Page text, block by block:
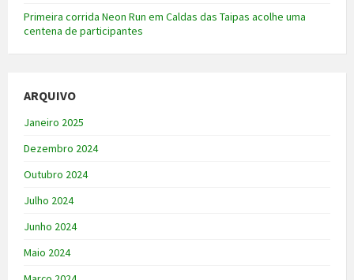
Primeira corrida Neon Run em Caldas das Taipas acolhe uma
centena de participantes
ARQUIVO
Janeiro 2025
Dezembro 2024
Outubro 2024
Julho 2024
Junho 2024
Maio 2024